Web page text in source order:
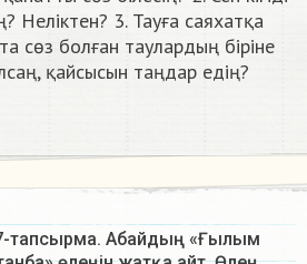
Неліктен? 3. Тауға саяхатқа
сөз болған таулардың біріне
қайсысын таңдар едің?
Абайдың «Ғылым